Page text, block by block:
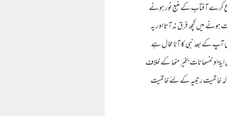
کرے آفتاب کے منبع نور ہونے
ہونے میں کچھ فرق نہ آتا اور یہ
آپ کے بعد نبی کا آنا محال ہے
او ننسھا نات بخیر منھا کے خلاف
خاتمیت رتبیہ کے لئے خاتمیت